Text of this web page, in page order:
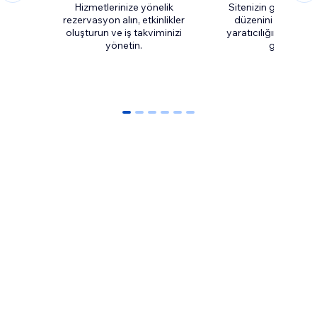
Hizmetlerinize yönelik
rezervasyon alın, etkinlikler
oluşturun ve iş takviminizi
yönetin.
Sitenizin
düzenini
yaratıcılığınızı da
0 1 2 3 4 5